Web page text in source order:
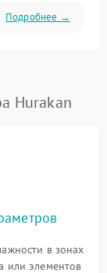
Подробнее →
Hurakan
в зонах
или элементов